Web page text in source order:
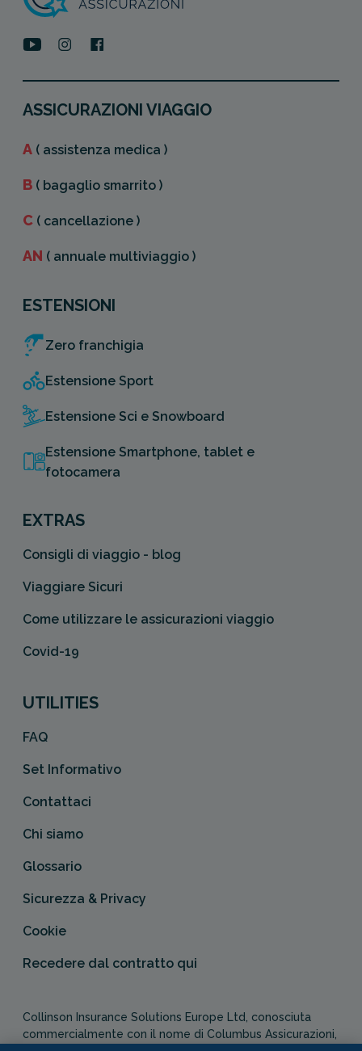
ASSICURAZIONI VIAGGIO
A ( assistenza medica )
B ( bagaglio smarrito )
C ( cancellazione )
AN ( annuale multiviaggio )
ESTENSIONI
Zero franchigia
Estensione Sport
Estensione Sci e Snowboard
Estensione Smartphone, tablet e
fotocamera
EXTRAS
Consigli di viaggio - blog
Viaggiare Sicuri
Come utilizzare le assicurazioni viaggio
Covid-19
UTILITIES
FAQ
Set Informativo
Contattaci
Chi siamo
Glossario
Sicurezza & Privacy
Cookie
Recedere dal contratto qui
Collinson Insurance Solutions Europe Ltd, conosciuta
commercialmente con il nome di Columbus Assicurazioni,